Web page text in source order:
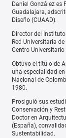
Daniel González es
Guadalajara,
Diseño (CUAAD).
Director del
Red Universitaria
Centro Universitario
Obtuvo el título de
una especialidad
Nacional de
1980.
Prosiguió sus
Conservación y
Doctor en
(España),
Sustentabilidad.